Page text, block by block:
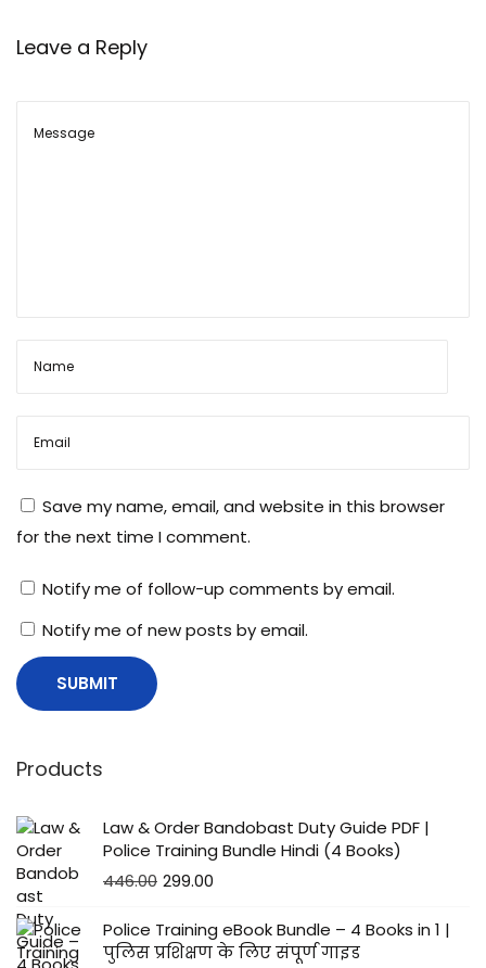
m
चा
Leave a Reply
Save my name, email, and website in this browser
for the next time I comment.
Notify me of follow-up comments by email.
Notify me of new posts by email.
Products
Law & Order Bandobast Duty Guide PDF |
Police Training Bundle Hindi (4 Books)
446.00 299.00
Police Training eBook Bundle – 4 Books in 1 |
पुलिस प्रशिक्षण के लिए संपूर्ण गाइड